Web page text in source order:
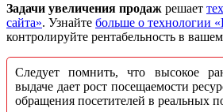
Задачи увеличения продаж решает
сайта». Узнайте больше о технологии
контролируйте рентабельность в
Следует помнить, что высокое
выдаче дает рост посещаемости
обращения посетителей в реальных